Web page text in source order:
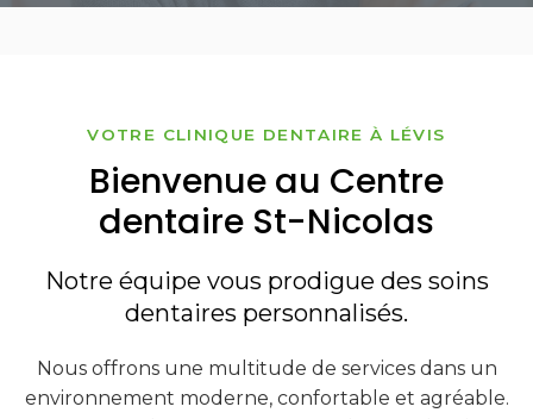
VOTRE CLINIQUE DENTAIRE À LÉVIS
Bienvenue au Centre
dentaire St-Nicolas
Notre équipe vous prodigue des soins
dentaires personnalisés.
Nous offrons une multitude de services dans un
environnement moderne, confortable et agréable.